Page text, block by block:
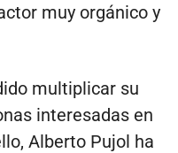
muy orgánico y
multiplicar su
interesadas en
Alberto Pujol ha